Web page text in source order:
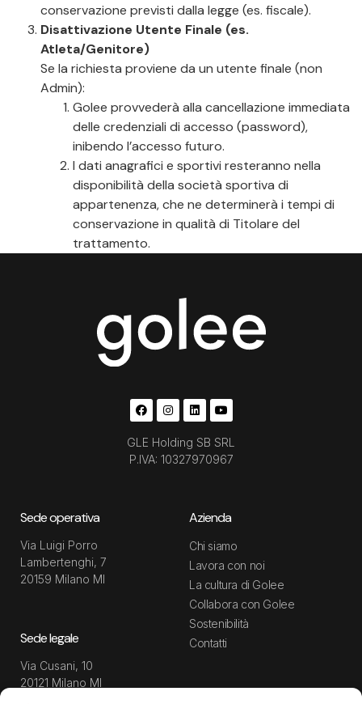
conservazione previsti dalla legge (es. fiscale).
Disattivazione Utente Finale (es.
Atleta/Genitore)
Se la richiesta proviene da un utente finale (non
Admin):
Golee provvederà alla cancellazione immediata
delle credenziali di accesso (password),
inibendo l’accesso futuro.
I dati anagrafici e sportivi resteranno nella
disponibilità della società sportiva di
appartenenza, che ne determinerà i tempi di
conservazione in qualità di Titolare del
trattamento.
GLE Holding SB SRL
P.IVA: 10327970967
Sede operativa
Via Luigi Porro
Lambertenghi, 7
20159 Milano MI
Sede legale
Via Cusani, 10
20121 Milano MI
Azienda
Chi siamo
Lavora con noi
La cultura di Golee
Collabora con Golee
Sostenibilità
Contatti